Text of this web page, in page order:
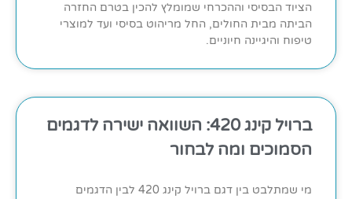
הציוד הבסיסי וההכרחי שמומלץ להכין בטרם החזרה
הביתה מבית החולים, החל מריהוט בסיסי ועד למוצרי
טיפוח והיגיינה חיוניים.
ברויל קינג 420: השוואה ישירה לדגמים
הסמוכים ומה לבחור
מי שמתלבט בין דגם ברויל קינג 420 לבין הדגמים